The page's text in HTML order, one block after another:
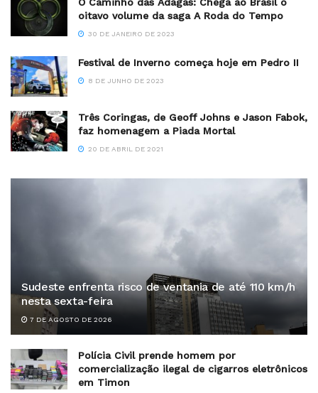
oitavo volume da saga A Roda do Tempo
30 DE JANEIRO DE 2023
Festival de Inverno começa hoje em Pedro II
8 DE JUNHO DE 2023
Três Coringas, de Geoff Johns e Jason Fabok,
faz homenagem a Piada Mortal
20 DE ABRIL DE 2021
Sudeste enfrenta risco de ventania de até 110 km/h
nesta sexta-feira
7 DE AGOSTO DE 2026
Polícia Civil prende homem por
comercialização ilegal de cigarros eletrônicos
em Timon